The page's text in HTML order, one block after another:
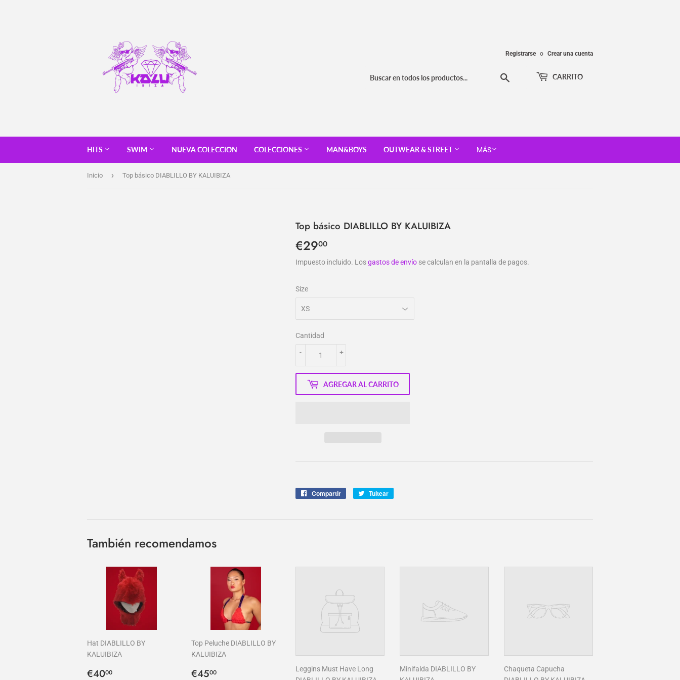
Registrarse o Crear una cuenta
CARRITO
HITS SWIM NUEVA COLECCION COLECCIONES MAN&BOYS OUTWEAR & STREET MÁS
Inicio › Top básico DIABLILLO BY KALUIBIZA
Top básico DIABLILLO BY KALUIBIZA
€2900
Impuesto incluido. Losgastos de envío se calculan en la pantalla de pagos.
Size
Cantidad
+
-
AGREGAR AL CARRITO
Compartir
CompartirTuitear
También recomendamos
Hat DIABLILLO BY
KALUIBIZA
Precio
€4000
Top Peluche DIABLILLO BY
KALUIBIZA
Precio
€4500
Leggins Must Have Long
Minifalda DIABLILLO BY
Chaqueta Capucha